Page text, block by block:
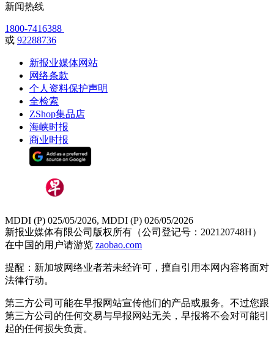
新闻热线
1800-7416388
或 92288736
新报业媒体网站
网络条款
个人资料保护声明
全检索
ZShop集品店
海峡时报
商业时报
MDDI (P) 025/05/2026, MDDI (P) 026/05/2026
新报业媒体有限公司版权所有（公司登记号：202120748H）
在中国的用户请游览 zaobao.com
提醒：新加坡网络业者若未经许可，擅自引用本网内容将面对
法律行动。
第三方公司可能在早报网站宣传他们的产品或服务。不过您跟
第三方公司的任何交易与早报网站无关，早报将不会对可能引
起的任何损失负责。